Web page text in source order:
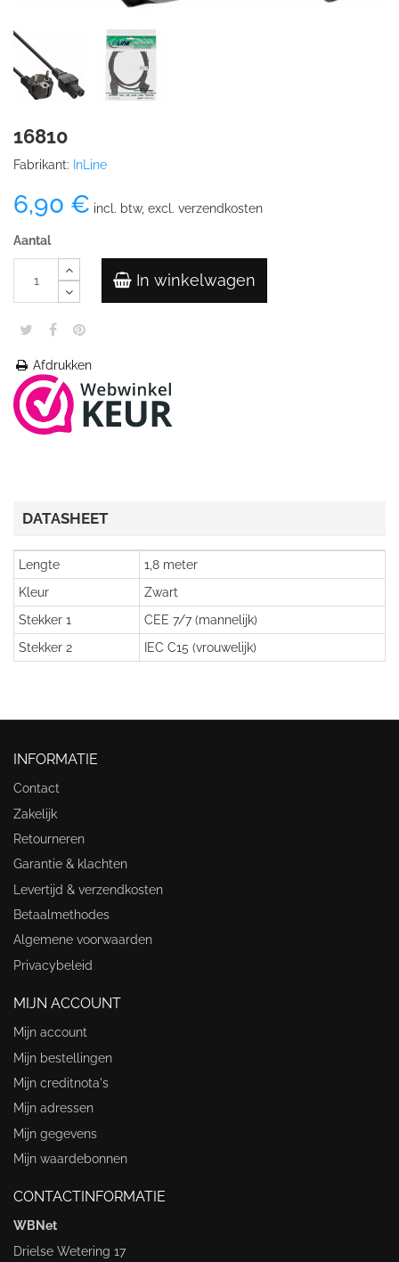
16810
Fabrikant: InLine
6,90 € incl. btw, excl. verzendkosten
Aantal
In winkelwagen
Afdrukken
DATASHEET
Lengte
1,8 meter
Kleur
Zwart
Stekker 1
CEE 7/7 (mannelijk)
Stekker 2
IEC C15 (vrouwelijk)
INFORMATIE
Contact
Zakelijk
Retourneren
Garantie & klachten
Levertijd & verzendkosten
Betaalmethodes
Algemene voorwaarden
Privacybeleid
MIJN ACCOUNT
Mijn account
Mijn bestellingen
Mijn creditnota's
Mijn adressen
Mijn gegevens
Mijn waardebonnen
CONTACTINFORMATIE
WBNet
Drielse Wetering 17